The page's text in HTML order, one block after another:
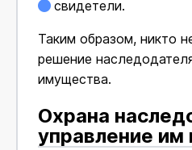
свидетели.
Таким образом, никто
решение
имущества.
Охрана
управление им